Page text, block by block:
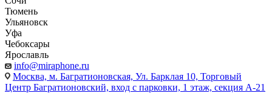
Тюмень
Ульяновск
Уфа
Чебоксары
Ярославль
info@miraphone.ru
Москва, м. Багратионовская, Ул. Барклая 10, Торговый
Центр Багратионовский, вход с парковки, 1 этаж, секция А-21